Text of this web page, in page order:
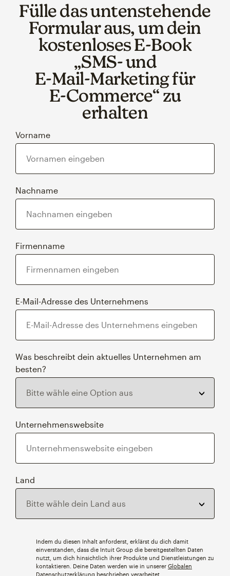
Fülle das untenstehende
Formular aus, um dein
kostenloses E‑Book
„SMS‑ und
E‑Mail‑Marketing für
E‑Commerce“ zu
erhalten
Vorname
Nachname
Firmenname
E-Mail-Adresse des Unternehmens
Was beschreibt dein aktuelles Unternehmen am
besten?
Unternehmenswebsite
Land
Indem du diesen Inhalt anforderst, erklärst du dich damit
einverstanden, dass die Intuit Group die bereitgestellten Daten
nutzt, um dich hinsichtlich ihrer Produkte und Dienstleistungen zu
kontaktieren. Deine Daten werden wie in unserer Globalen
Datenschutzerklärung beschrieben verarbeitet.